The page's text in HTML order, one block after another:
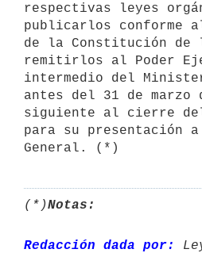
respectivas leyes
publicarlos conforme
de la Constitución de
remitirlos al Poder
intermedio del
antes del 31 de marzo
siguiente al cierre
para su presentación a
(*)Notas:
Redacción dada por: